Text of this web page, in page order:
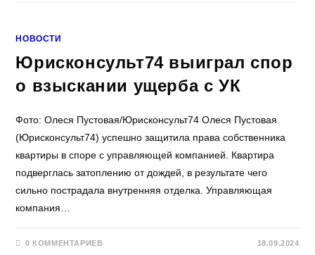
НОВОСТИ
Юрисконсульт74 выиграл спор
о взыскании ущерба с УК
Фото: Олеся Пустовая/Юрисконсульт74 Олеся Пустовая
(Юрисконсульт74) успешно защитила права собственника
квартиры в споре с управляющей компанией. Квартира
подверглась затоплению от дождей, в результате чего
сильно пострадала внутренняя отделка. Управляющая
компания…
0 КОММЕНТАРИЕВ 18.09.2024